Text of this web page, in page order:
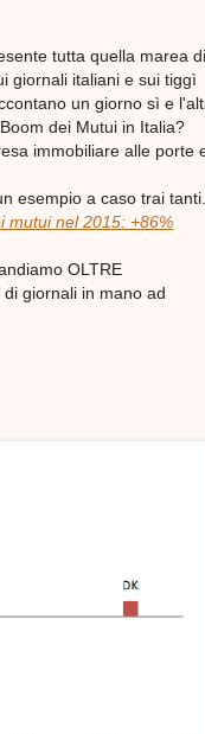
tutta quella marea di
giornali italiani e sui tiggì
un giorno sì e
dei Mutui in Italia?
immobiliare alle porte
esempio a caso trai tanti..
mutui nel 2015: +86%
OLTRE
di giornali in mano ad